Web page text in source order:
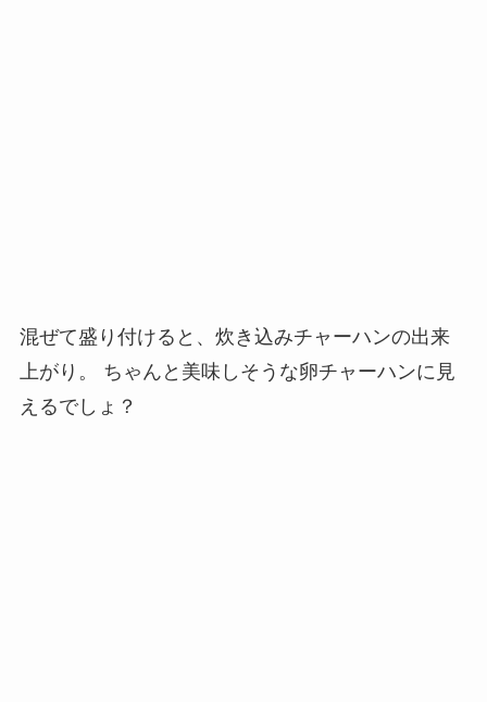
混ぜて盛り付けると、炊き込みチャーハンの出来
上がり。 ちゃんと美味しそうな卵チャーハンに見
えるでしょ？